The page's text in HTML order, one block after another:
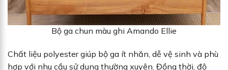
Bộ ga chun màu ghi Amando Ellie
Chất liệu polyester giúp bộ ga ít nhăn, dễ vệ sinh và phù
hợp với nhu cầu sử dụng thường xuyên. Đồng thời, độ